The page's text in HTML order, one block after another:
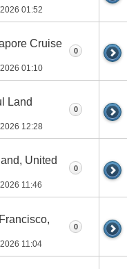
01:52
Cruise
01:10
0
Land
12:28
0
United
11:46
0
11:04
0